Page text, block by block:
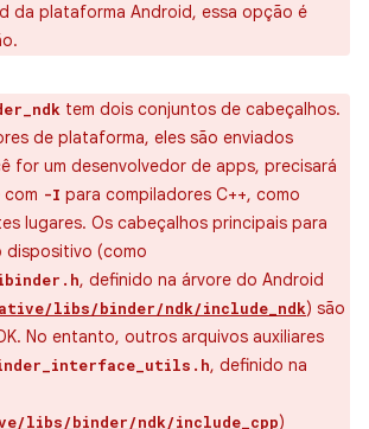
da plataforma Android, essa opção é
tem dois conjuntos de cabeçalhos.
de plataforma, eles são enviados
for um desenvolvedor de apps, precisará
com -I para compiladores C++, como
lugares. Os cabeçalhos principais para
dispositivo (como
, definido na árvore do Android
libs/binder/ndk/include_ndk) são
No entanto, outros arquivos auxiliares
, definido na
libs/binder/ndk/include_cpp)